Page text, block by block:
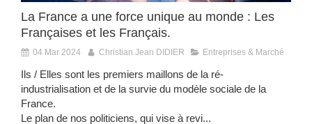
La France a une force unique au monde : Les
Françaises et les Français.
04 Mar 2024 Christian Jean DIDIER Entreprises & Marché
Ils / Elles sont les premiers maillons de la ré-
industrialisation et de la survie du modèle sociale de la
France.
Le plan de nos politiciens, qui vise à revi...